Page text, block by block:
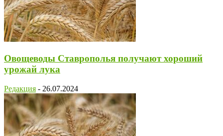
Овощеводы Ставрополья получают хороший
урожай лука
Редакция - 26.07.2024